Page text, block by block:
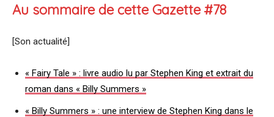
Au sommaire de cette Gazette #78
[Son actualité]
« Fairy Tale » : livre audio lu par Stephen King et extrait du
roman dans « Billy Summers »
« Billy Summers » : une interview de Stephen King dans le